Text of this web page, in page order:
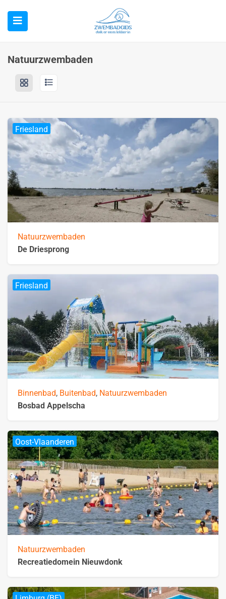
Natuurzwembaden
Friesland
Natuurzwembaden
De Driesprong
Friesland
Binnenbad, Buitenbad, Natuurzwembaden
Bosbad Appelscha
Oost-Vlaanderen
Natuurzwembaden
Recreatiedomein Nieuwdonk